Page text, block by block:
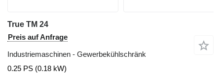
True TM 24
Preis auf Anfrage
Industriemaschinen - Gewerbekühlschränk
0.25 PS (0.18 kW)